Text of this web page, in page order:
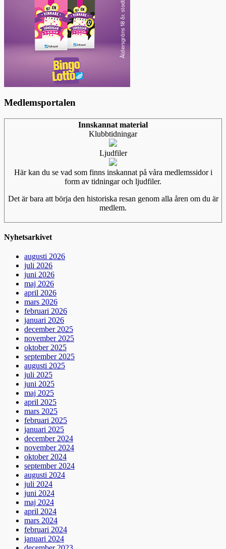
Medlemsportalen
Innskannat material
Klubbtidningar
Ljudfiler
Här kan du se vad som finns inskannat på våra medlemssidor i
form av tidningar och ljudfiler.
Det är bara att börja den historiska resan genom alla åren om du är
medlem.
Nyhetsarkivet
augusti 2026
juli 2026
juni 2026
maj 2026
april 2026
mars 2026
februari 2026
januari 2026
december 2025
november 2025
oktober 2025
september 2025
augusti 2025
juli 2025
juni 2025
maj 2025
april 2025
mars 2025
februari 2025
januari 2025
december 2024
november 2024
oktober 2024
september 2024
augusti 2024
juli 2024
juni 2024
maj 2024
april 2024
mars 2024
februari 2024
januari 2024